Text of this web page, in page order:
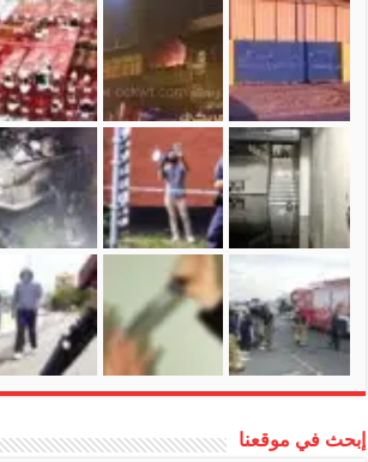
إبحث في موقعنا